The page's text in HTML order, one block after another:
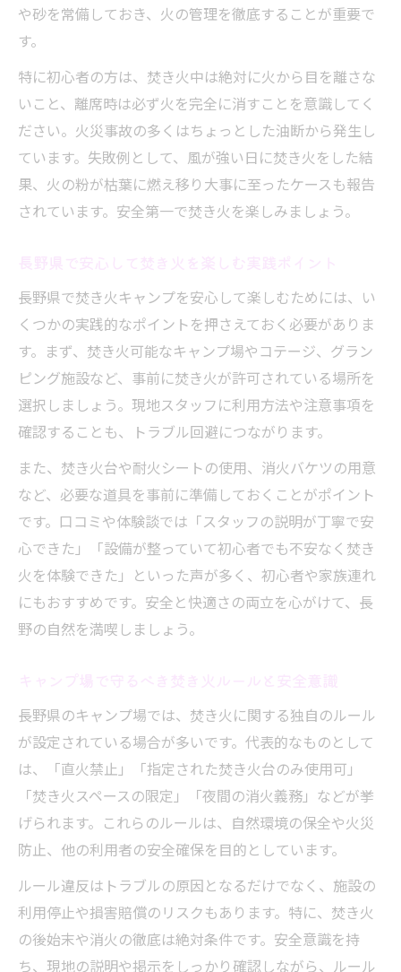
や砂を常備しておき、火の管理を徹底することが重要で
す。
特に初心者の方は、焚き火中は絶対に火から目を離さな
いこと、離席時は必ず火を完全に消すことを意識してく
ださい。火災事故の多くはちょっとした油断から発生し
ています。失敗例として、風が強い日に焚き火をした結
果、火の粉が枯葉に燃え移り大事に至ったケースも報告
されています。安全第一で焚き火を楽しみましょう。
長野県で焚き火キャンプを安心して楽しむためには、い
くつかの実践的なポイントを押さえておく必要がありま
す。まず、焚き火可能なキャンプ場やコテージ、グラン
ピング施設など、事前に焚き火が許可されている場所を
選択しましょう。現地スタッフに利用方法や注意事項を
確認することも、トラブル回避につながります。
また、焚き火台や耐火シートの使用、消火バケツの用意
など、必要な道具を事前に準備しておくことがポイント
です。口コミや体験談では「スタッフの説明が丁寧で安
心できた」「設備が整っていて初心者でも不安なく焚き
火を体験できた」といった声が多く、初心者や家族連れ
にもおすすめです。安全と快適さの両立を心がけて、長
野の自然を満喫しましょう。
長野県のキャンプ場では、焚き火に関する独自のルール
が設定されている場合が多いです。代表的なものとして
は、「直火禁止」「指定された焚き火台のみ使用可」
「焚き火スペースの限定」「夜間の消火義務」などが挙
げられます。これらのルールは、自然環境の保全や火災
防止、他の利用者の安全確保を目的としています。
ルール違反はトラブルの原因となるだけでなく、施設の
利用停止や損害賠償のリスクもあります。特に、焚き火
の後始末や消火の徹底は絶対条件です。安全意識を持
ち、現地の説明や掲示をしっかり確認しながら、ルール